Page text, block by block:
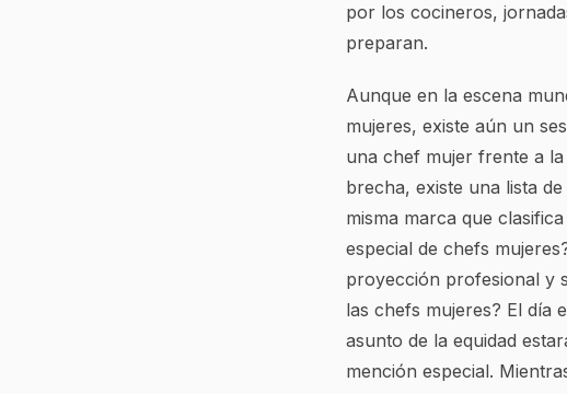
por los cocineros,
preparan.
Aunque en la escena
mujeres, existe aún un
una chef mujer frente a
brecha, existe una lista
misma marca que
especial de chefs
proyección profesional y
las chefs mujeres? El día
asunto de la equidad
mención especial.